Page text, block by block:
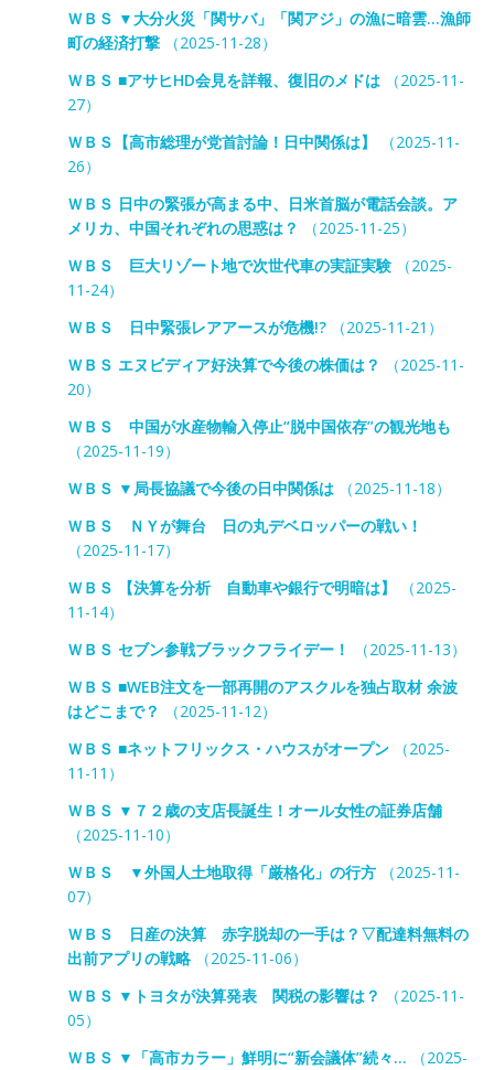
ＷＢＳ ▼大分火災「関サバ」「関アジ」の漁に暗雲…漁師
町の経済打撃（2025-11-28）
ＷＢＳ ■アサヒHD会見を詳報、復旧のメドは（2025-11-
27）
ＷＢＳ【高市総理が党首討論！日中関係は】
（2025-11-
26）
ＷＢＳ 日中の緊張が高まる中、日米首脳が電話会談。ア
メリカ、中国それぞれの思惑は？
（2025-11-25）
ＷＢＳ 巨大リゾート地で次世代車の実証実験（2025-
11-24）
ＷＢＳ 日中緊張レアアースが危機!?（2025-11-21）
ＷＢＳ エヌビディア好決算で今後の株価は？
（2025-11-
20）
ＷＢＳ 中国が水産物輸入停止“脱中国依存”の観光地も
（2025-11-19）
ＷＢＳ ▼局長協議で今後の日中関係は（2025-11-18）
ＷＢＳ ＮＹが舞台 日の丸デベロッパーの戦い！
（2025-11-17）
ＷＢＳ 【決算を分析 自動車や銀行で明暗は】
（2025-
11-14）
ＷＢＳ セブン参戦ブラックフライデー！
（2025-11-13）
ＷＢＳ ■WEB注文を一部再開のアスクルを独占取材 余波
はどこまで？
（2025-11-12）
ＷＢＳ ■ネットフリックス・ハウスがオープン（2025-
11-11）
ＷＢＳ ▼７２歳の支店長誕生！オール女性の証券店舗
（2025-11-10）
ＷＢＳ ▼外国人土地取得「厳格化」の行方（2025-11-
07）
ＷＢＳ 日産の決算 赤字脱却の一手は？▽配達料無料の
出前アプリの戦略（2025-11-06）
ＷＢＳ ▼トヨタが決算発表 関税の影響は？
（2025-11-
05）
ＷＢＳ ▼「高市カラー」鮮明に“新会議体”続々… （2025-